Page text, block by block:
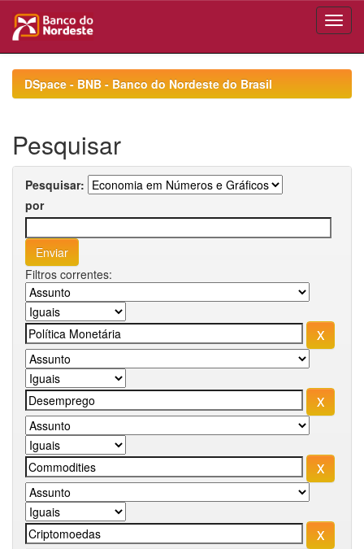
navigationDSpace - BNB - Banco do Nordeste do Brasil
Pesquisar
Pesquisar:
por
Filtros correntes: